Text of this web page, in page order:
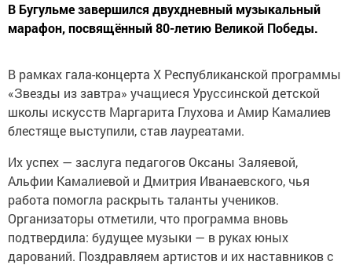
В Бугульме завершился двухдневный музыкальный
марафон, посвящённый 80-летию Великой Победы.
В рамках гала-концерта X Республиканской программы
«Звезды из завтра» учащиеся Уруссинской детской
школы искусств Маргарита Глухова и Амир Камалиев
блестяще выступили, став лауреатами.
Их успех — заслуга педагогов Оксаны Заляевой,
Альфии Камалиевой и Дмитрия Иванаевского, чья
работа помогла раскрыть таланты учеников.
Организаторы отметили, что программа вновь
подтвердила: будущее музыки — в руках юных
дарований. Поздравляем артистов и их наставников с